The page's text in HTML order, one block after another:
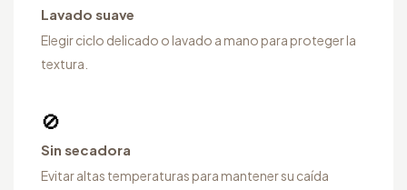
Lavado suave
Elegir ciclo delicado o lavado a mano para proteger la
textura.
🚫
Sin secadora
Evitar altas temperaturas para mantener su caída